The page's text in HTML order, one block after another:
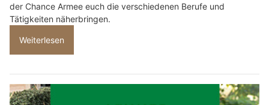
der Chance Armee euch die verschiedenen Berufe und
Tätigkeiten näherbringen.
Weiterlesen